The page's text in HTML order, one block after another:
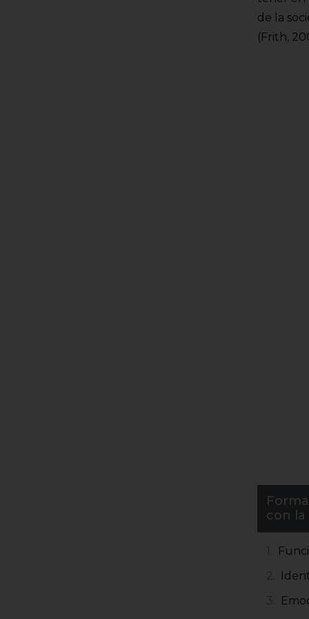
de la
(Frith,
con la